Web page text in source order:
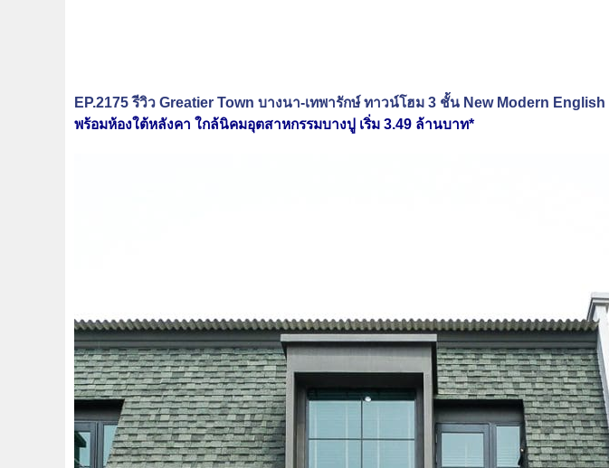
EP.2175 รีวิว Greatier Town บางนา-เทพารักษ์ ทาวน์โฮม 3 ชั้น New Modern English
พร้อมห้องใต้หลังคา ใกล้นิคมอุตสาหกรรมบางปู เริ่ม 3.49 ล้านบาท*